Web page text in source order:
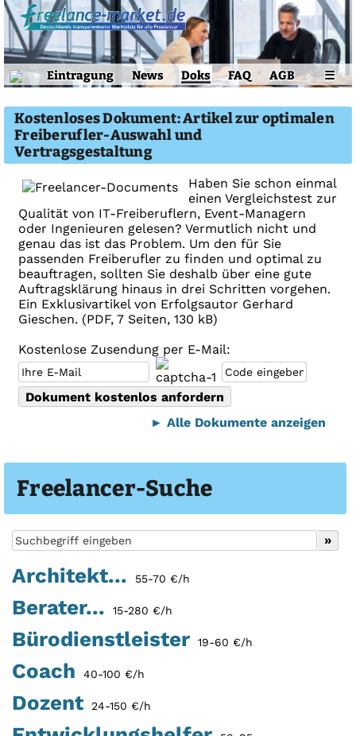
Eintragung News Doks FAQ AGB ☰
Freelancer-Suche
Architekt... 55-70 €/h
Berater... 15-280 €/h
Bürodienstleister 19-60 €/h
Coach 40-100 €/h
Dozent 24-150 €/h
Kostenloses Dokument: Artikel zur optimalen
Freiberufler-Auswahl und
Vertragsgestaltung
Haben Sie schon einmal
einen Vergleichstest zur
Qualität von IT-Freiberuflern, Event-Managern
oder Ingenieuren gelesen? Vermutlich nicht und
genau das ist das Problem. Um den für Sie
passenden Freiberufler zu finden und optimal zu
beauftragen, sollten Sie deshalb über eine gute
Auftragsklärung hinaus in drei Schritten vorgehen.
Ein Exklusivartikel von Erfolgsautor Gerhard
Gieschen. (PDF, 7 Seiten, 130 kB)
Kostenlose Zusendung per E-Mail:
► Alle Dokumente anzeigen